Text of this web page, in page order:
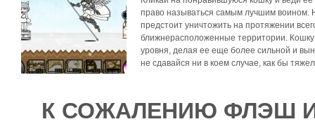
право называться самым лучшим воином.
предстоит уничтожить на протяжении
ближнерасположенные территории.
уровня, делая ее еще более сильной и
не сдавайся ни в коем случае, как бы
К СОЖАЛЕНИЮ ФЛЭШ